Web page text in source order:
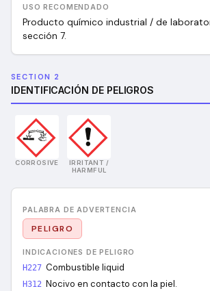
USO RECOMENDADO
Producto químico industrial / de
sección 7.
SECTION 2
IDENTIFICACIÓN DE PELIGROS
CORROSIVE
IRRITANT /
HARMFUL
PALABRA DE ADVERTENCIA
PELIGRO
INDICACIONES DE PELIGRO
H227 Combustible liquid
H312 Nocivo en contacto con la piel.